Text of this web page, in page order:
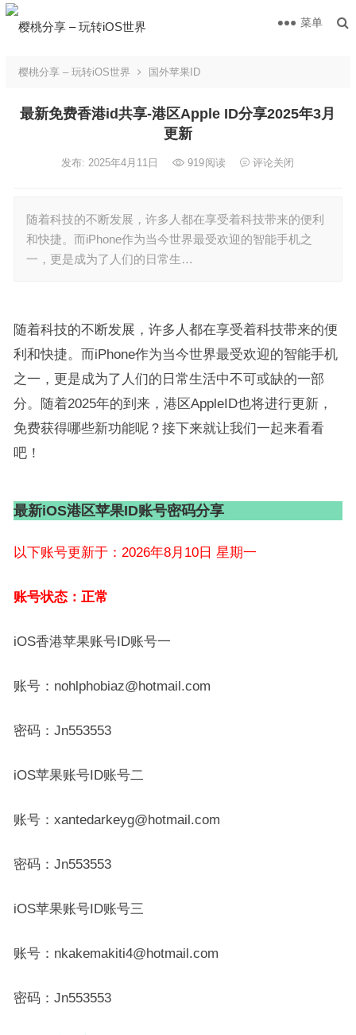
菜单
樱桃分享 – 玩转iOS世界 国外苹果ID
最新免费香港id共享-港区Apple ID分享2025年3月
更新
发布: 2025年4月11日 919阅读 评论关闭
随着科技的不断发展，许多人都在享受着科技带来的便利
和快捷。而iPhone作为当今世界最受欢迎的智能手机之
一，更是成为了人们的日常生…
随着科技的不断发展，许多人都在享受着科技带来的便
利和快捷。而iPhone作为当今世界最受欢迎的智能手机
之一，更是成为了人们的日常生活中不可或缺的一部
分。随着2025年的到来，港区AppleID也将进行更新，
免费获得哪些新功能呢？接下来就让我们一起来看看
吧！
最新iOS港区苹果ID账号密码分享
以下账号更新于：2026年8月10日 星期一
账号状态：正常
iOS香港苹果账号ID账号一
账号：nohlphobiaz@hotmail.com
密码：Jn553553
iOS苹果账号ID账号二
账号：xantedarkeyg@hotmail.com
密码：Jn553553
iOS苹果账号ID账号三
账号：nkakemakiti4@hotmail.com
密码：Jn553553